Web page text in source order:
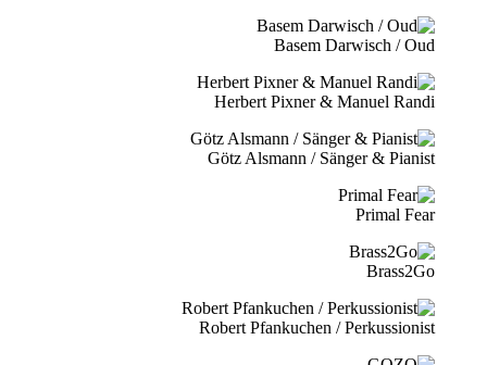
Basem Darwisch / Oud
Herbert Pixner & Manuel Randi
Götz Alsmann / Sänger & Pianist
Primal Fear
Brass2Go
Robert Pfankuchen / Perkussionist